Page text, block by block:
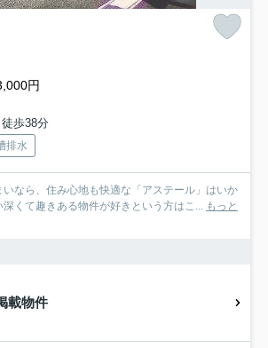
円
歩38分
排水
なら、住み心地も快適な「アステール」はいか
くて趣きある物件が好きという方はこ... もっと
載物件